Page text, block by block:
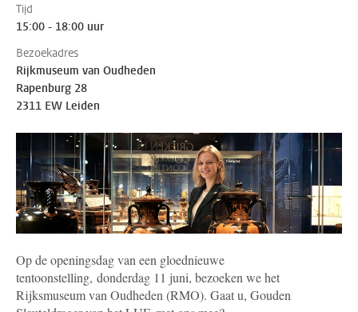
Tijd
15:00 - 18:00 uur
Bezoekadres
Rijkmuseum van Oudheden
Rapenburg 28
2311 EW Leiden
Op de openingsdag van een gloednieuwe
tentoonstelling, donderdag 11 juni, bezoeken we het
Rijksmuseum van Oudheden (RMO). Gaat u, Gouden